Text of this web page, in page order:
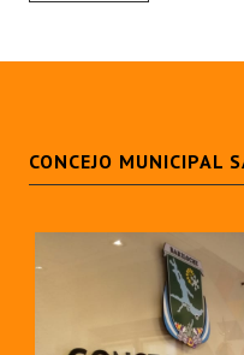
CONCEJO MUNICIPAL